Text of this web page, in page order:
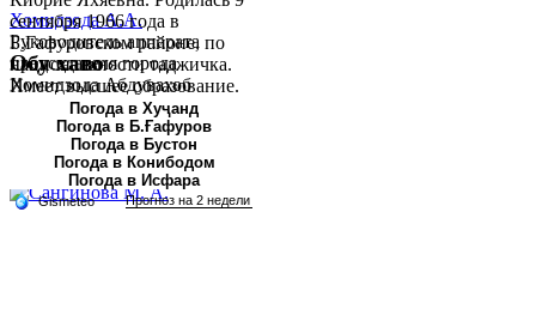
Хомидзода А.А.
Руководитель аппарата
председателя города
Хомидзода Абдувахоб
Абдумаджид родился 8
июня 1978 года в городе
Худжанде. По
национальности...
сентября 1966 года в
Б.Гафуровском районе, по
национальности таджичка.
Имеет высшее образование.
В 1997 ...
Обу хаво
Погода в Хуҷанд
Погода в Б.Ғафуров
Погода в Бустон
Погода в Конибодом
Погода в Исфара